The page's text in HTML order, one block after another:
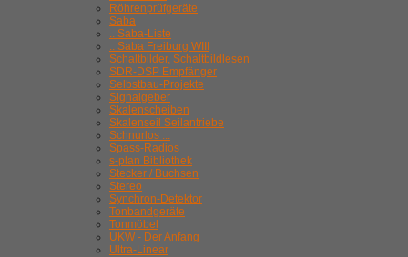
Röhrenprüfgeräte
Saba
.. Saba-Liste
.. Saba Freiburg WIII
Schaltbilder, Schaltbildlesen
SDR-DSP Empfänger
Selbstbau-Projekte
Signalgeber
Skalenscheiben
Skalenseil Seilantriebe
Schnurlos ...
Spass-Radios
s-plan Bibliothek
Stecker / Buchsen
Stereo
Synchron-Detektor
Tonbandgeräte
Tonmöbel
UKW - Der Anfang
Ultra-Linear